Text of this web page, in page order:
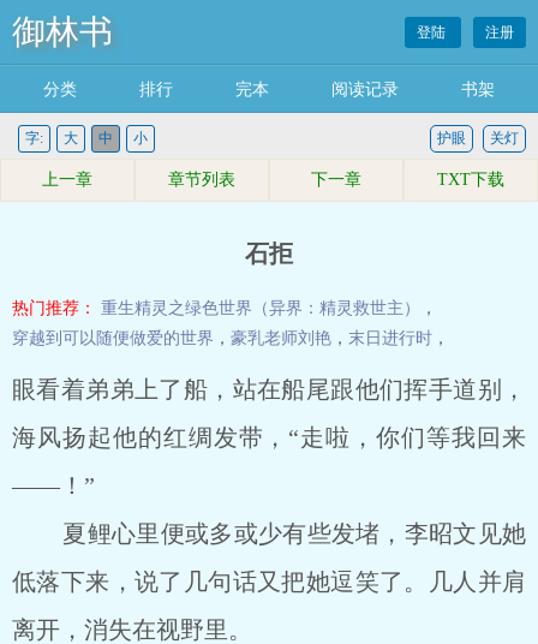
御林书 登陆 注册
分类 排行 完本 阅读记录 书架
字: 大 中 小 关灯
护眼
上一章 章节列表 下一章 TXT下载
石拒
热门推荐： 重生精灵之绿色世界（异界：精灵救世主）
，
穿越到可以随便做爱的世界 ， 豪乳老师刘艳 ， 末日进行时 ，
眼看着弟弟上了船，站在船尾跟他们挥手道别，
海风扬起他的红绸发带，“走啦，你们等我回来
――！”
夏鲤心里便或多或少有些发堵，李昭文见她
低落下来，说了几句话又把她逗笑了。几人并肩
离开，消失在视野里。